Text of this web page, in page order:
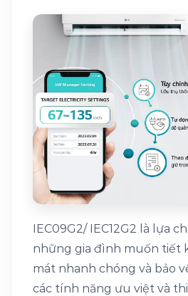
IEC09G2/ IEC12G2 là lựa
những gia đình muốn tiết
mát nhanh chóng và bảo
các tính năng ưu việt và